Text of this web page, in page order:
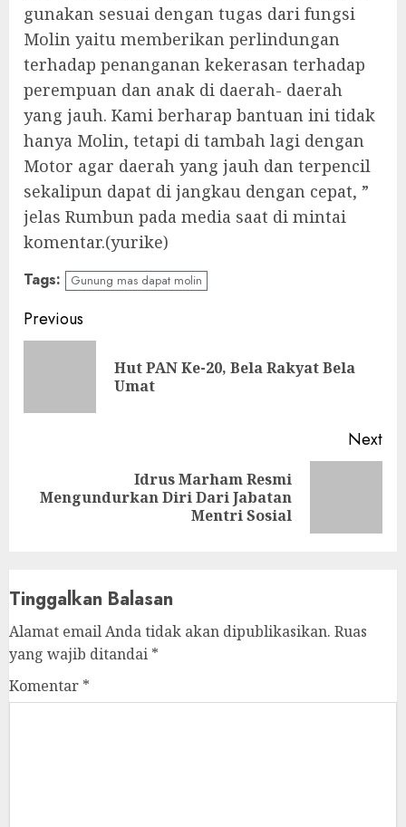
gunakan sesuai dengan tugas dari fungsi
Molin yaitu memberikan perlindungan
terhadap penanganan kekerasan terhadap
perempuan dan anak di daerah- daerah
yang jauh. Kami berharap bantuan ini tidak
hanya Molin, tetapi di tambah lagi dengan
Motor agar daerah yang jauh dan terpencil
sekalipun dapat di jangkau dengan cepat, ”
jelas Rumbun pada media saat di mintai
komentar.(yurike)
Tags: Gunung mas dapat molin
Continue
Reading
Previous
Hut PAN Ke-20, Bela Rakyat Bela
Umat
Next
Next
Idrus Marham Resmi
Mengundurkan Diri Dari Jabatan
Mentri Sosial
Tinggalkan Balasan
Alamat email Anda tidak akan dipublikasikan. Ruas
yang wajib ditandai *
Komentar *